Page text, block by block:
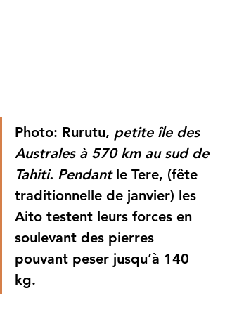
Photo: Rurutu, petite île des
Australes à 570 km au sud de
Tahiti. Pendant le Tere, (fête
traditionnelle de janvier) les
Aito testent leurs forces en
soulevant des pierres
pouvant peser jusqu’à 140
kg.